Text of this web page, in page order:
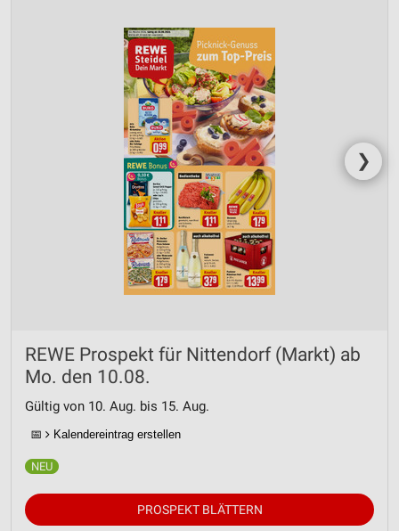
❯
REWE Prospekt für Nittendorf (Markt) ab
Mo. den 10.08.
Gültig von 10. Aug. bis 15. Aug.
📅 Kalendereintrag erstellen
PROSPEKT BLÄTTERN